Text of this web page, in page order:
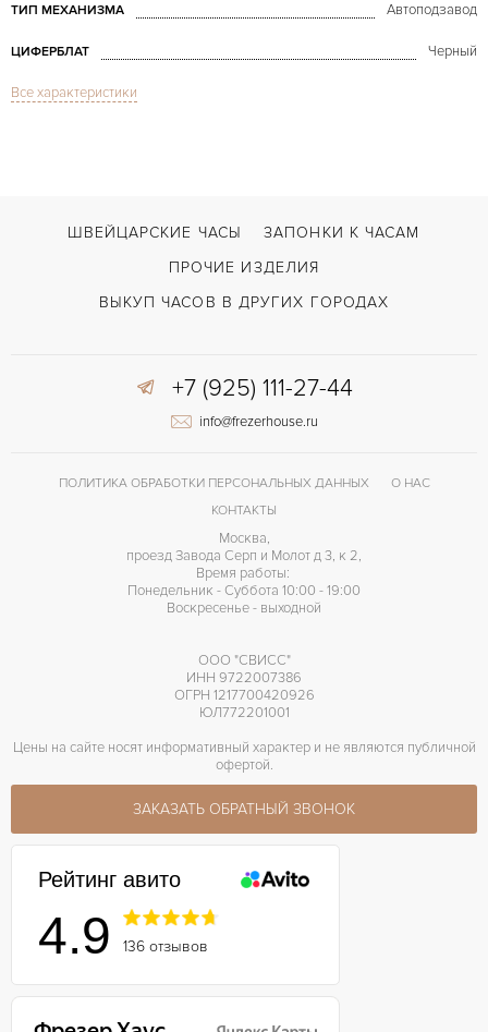
ТИП МЕХАНИЗМА Автоподзавод
ЦИФЕРБЛАТ Черный
СТЕКЛО
ВОЗМОЖНОСТИ ДОСТАВКИ С документами, С футляром
Застежка с помощью шипа
Все характеристики
ШВЕЙЦАРСКИЕ ЧАСЫ
ЗАПОНКИ К ЧАСАМ
ПРОЧИЕ ИЗДЕЛИЯ
ВЫКУП ЧАСОВ В ДРУГИХ ГОРОДАХ
+7 (925) 111-27-44
info@frezerhouse.ru
ПОЛИТИКА ОБРАБОТКИ ПЕРСОНАЛЬНЫХ ДАННЫХ
О НАС
КОНТАКТЫ
Москва,
проезд Завода Серп и Молот д 3, к 2,
Время работы:
Понедельник - Суббота 10:00 - 19:00
Воскресенье - выходной
ООО "СВИСС"
ИНН 9722007386
ОГРН 1217700420926
ЮЛ772201001
Цены на сайте носят информативный характер и не являются публичной
офертой.
ЗАКАЗАТЬ ОБРАТНЫЙ ЗВОНОК
Рейтинг авито
4.9 136 отзывов